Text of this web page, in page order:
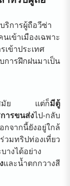
ริการผู้ถือวีซ่า
เข้าเมืองเฉพาะ
เข้าประเทศ
การฝึกฝนมาเป็น
นสมัย ​​แต่ก็มีตู้
ารขนส่งไป-กลับ
ากนี้ยังอยู่ใกล้
วมทริปท่องเที่ยว
างได้อย่าง
และน้ำตกกวางสี